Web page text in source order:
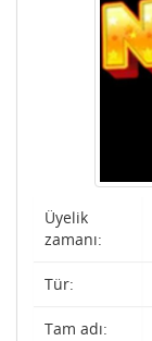
Üyelik
zamanı:
Tür:
Tam adı: